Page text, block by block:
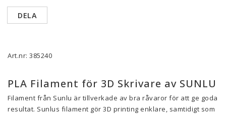
DELA
Art.nr: 385240
PLA Filament för 3D Skrivare av SUNLU
Filament från Sunlu är tillverkade av bra råvaror för att ge goda
resultat. Sunlus filament gör 3D printing enklare, samtidigt som